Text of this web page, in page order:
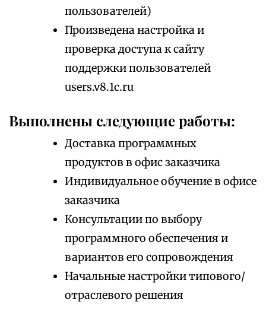
пользователей)
Произведена настройка и
проверка доступа к сайту
поддержки пользователей
users.v8.1c.ru
Выполнены следующие работы:
Доставка программных
продуктов в офис заказчика
Индивидуальное обучение в офисе
заказчика
Консультации по выбору
программного обеспечения и
вариантов его сопровождения
Начальные настройки типового/
отраслевого решения